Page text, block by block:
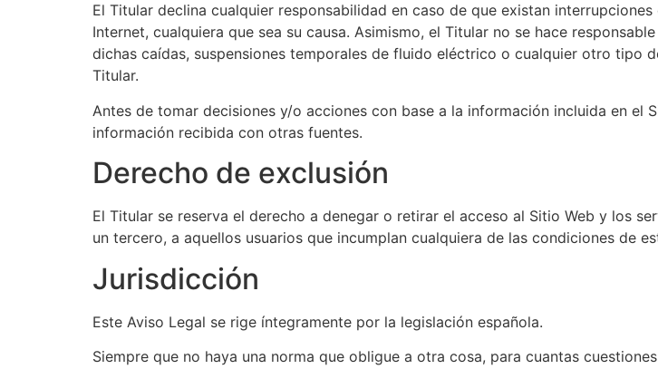
El Titular declina cualquier responsabilidad en caso de que existan
Internet, cualquiera que sea su causa. Asimismo, el Titular no se hace
dichas caídas, suspensiones temporales de fluido eléctrico o cualquier otro tipo
Titular.
Antes de tomar decisiones y/o acciones con base a la información incluida en el
información recibida con otras fuentes.
Derecho de exclusión
El Titular se reserva el derecho a denegar o retirar el acceso al Sitio Web y los
un tercero, a aquellos usuarios que incumplan cualquiera de las condiciones de
Jurisdicción
Este Aviso Legal se rige íntegramente por la legislación española.
Siempre que no haya una norma que obligue a otra cosa, para cuantas